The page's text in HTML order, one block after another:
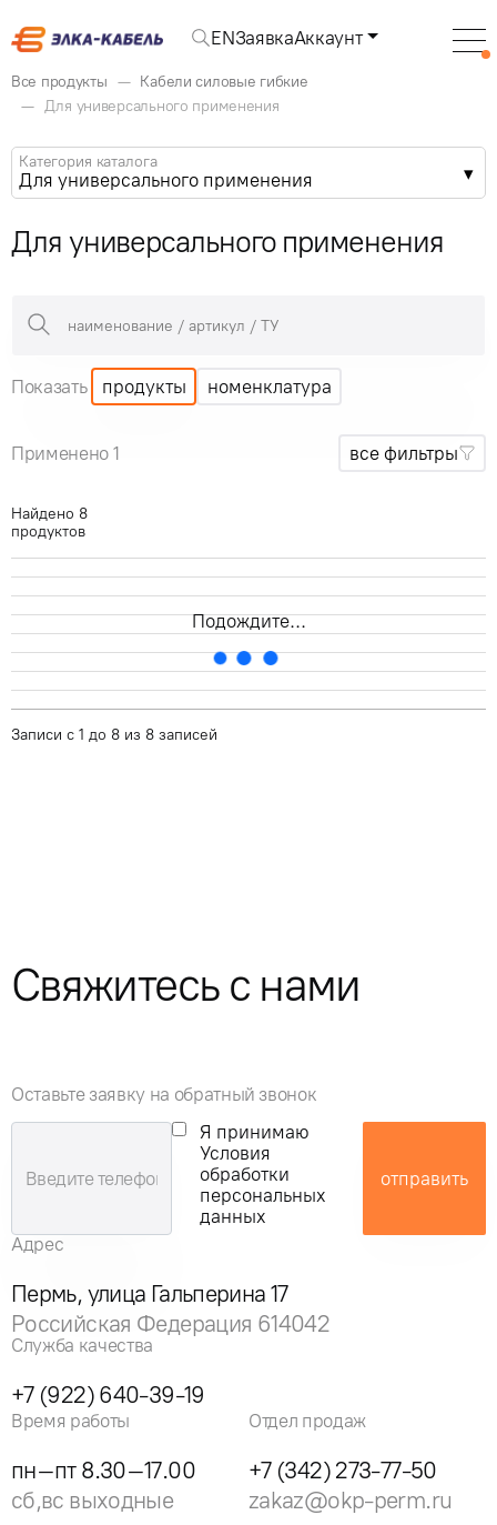
ENЗаявкаАккаунт
Все продукты
Кабели силовые гибкие
Для универсального применения
Категория каталога
Для универсального применения
Для универсального применения
Показать продукты номенклатура
Применено 1 все фильтры
Найдено 8
продуктов
Подождите...
Артикул кВ Маркировка кабеля Диаметр , мм
Записи с 1 до 8 из 8 записей
Свяжитесь с нами
Оставьте заявку на обратный звонок
Я принимаю
Условия
обработки
персональных
данных
отправить
Адрес
Пермь, улица Гальперина 17
Российская Федерация 614042
Служба качества
+7 (922) 640-39-19
Время работы
пн–пт 8.30–17.00
сб,вс выходные
Отдел продаж
+7 (342) 273-77-50
zakaz@okp-perm.ru